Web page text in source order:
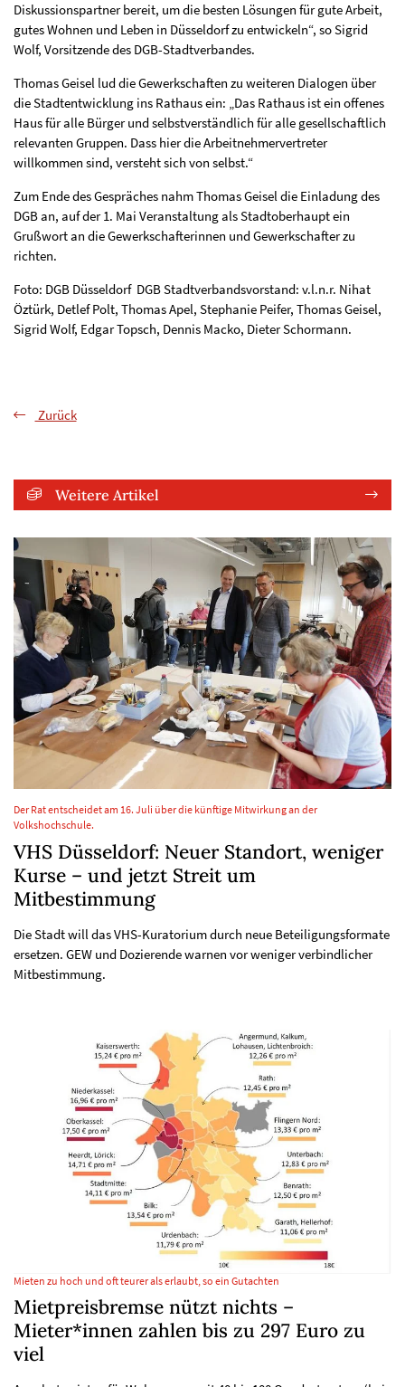
Diskussionspartner bereit, um die besten Lösungen für gute Arbeit,
gutes Wohnen und Leben in Düsseldorf zu entwickeln“, so Sigrid
Wolf, Vorsitzende des DGB-Stadtverbandes.
Thomas Geisel lud die Gewerkschaften zu weiteren Dialogen über
die Stadtentwicklung ins Rathaus ein: „Das Rathaus ist ein offenes
Haus für alle Bürger und selbstverständlich für alle gesellschaftlich
relevanten Gruppen. Dass hier die Arbeitnehmervertreter
willkommen sind, versteht sich von selbst.“
Zum Ende des Gespräches nahm Thomas Geisel die Einladung des
DGB an, auf der 1. Mai Veranstaltung als Stadtoberhaupt ein
Grußwort an die Gewerkschafterinnen und Gewerkschafter zu
richten.
Foto: DGB Düsseldorf DGB Stadtverbandsvorstand: v.l.n.r. Nihat
Öztürk, Detlef Polt, Thomas Apel, Stephanie Peifer, Thomas Geisel,
Sigrid Wolf, Edgar Topsch, Dennis Macko, Dieter Schormann.
Zurück
Weitere Artikel
Der Rat entscheidet am 16. Juli über die künftige Mitwirkung an der
Volkshochschule.
VHS Düsseldorf: Neuer Standort, weniger
Kurse – und jetzt Streit um
Mitbestimmung
Die Stadt will das VHS-Kuratorium durch neue Beteiligungsformate
ersetzen. GEW und Dozierende warnen vor weniger verbindlicher
Mitbestimmung.
Mieten zu hoch und oft teurer als erlaubt, so ein Gutachten
Mietpreisbremse nützt nichts –
Mieter*innen zahlen bis zu 297 Euro zu
viel